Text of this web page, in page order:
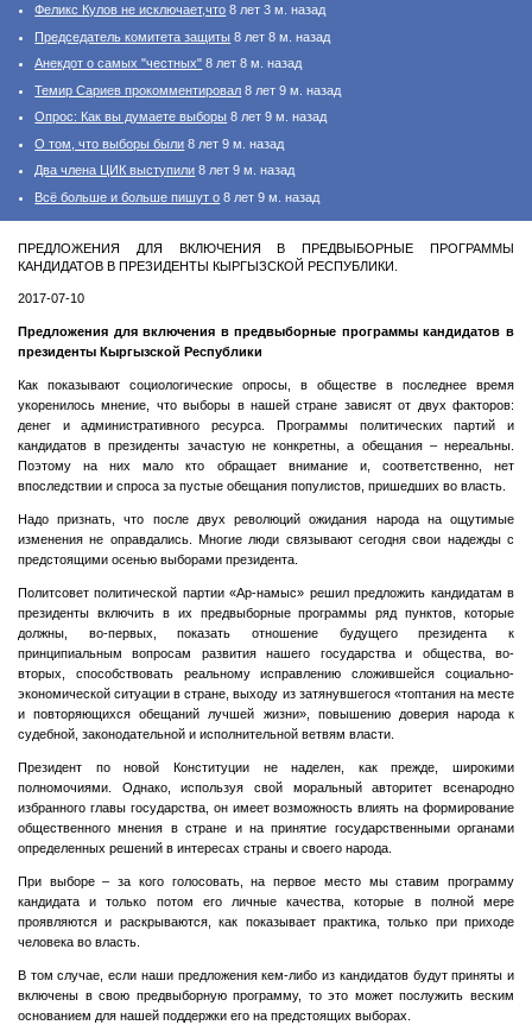
Феликс Кулов не исключает,что 8 лет 3 м. назад
Председатель комитета защиты 8 лет 8 м. назад
Анекдот о самых "честных" 8 лет 8 м. назад
Темир Сариев прокомментировал 8 лет 9 м. назад
Опрос: Как вы думаете выборы 8 лет 9 м. назад
О том, что выборы были 8 лет 9 м. назад
Два члена ЦИК выступили 8 лет 9 м. назад
Всё больше и больше пишут о 8 лет 9 м. назад
ПРЕДЛОЖЕНИЯ ДЛЯ ВКЛЮЧЕНИЯ В ПРЕДВЫБОРНЫЕ ПРОГРАММЫ
КАНДИДАТОВ В ПРЕЗИДЕНТЫ КЫРГЫЗСКОЙ РЕСПУБЛИКИ.
2017-07-10
Предложения для включения в предвыборные программы кандидатов в
президенты Кыргызской Республики
Как показывают социологические опросы, в обществе в последнее время
укоренилось мнение, что выборы в нашей стране зависят от двух факторов:
денег и административного ресурса. Программы политических партий и
кандидатов в президенты зачастую не конкретны, а обещания – нереальны.
Поэтому на них мало кто обращает внимание и, соответственно, нет
впоследствии и спроса за пустые обещания популистов, пришедших во власть.
Надо признать, что после двух революций ожидания народа на ощутимые
изменения не оправдались. Многие люди связывают сегодня свои надежды с
предстоящими осенью выборами президента.
Политсовет политической партии «Ар-намыс» решил предложить кандидатам в
президенты включить в их предвыборные программы ряд пунктов, которые
должны, во-первых, показать отношение будущего президента к
принципиальным вопросам развития нашего государства и общества, во-
вторых, способствовать реальному исправлению сложившейся социально-
экономической ситуации в стране, выходу из затянувшегося «топтания на месте
и повторяющихся обещаний лучшей жизни», повышению доверия народа к
судебной, законодательной и исполнительной ветвям власти.
Президент по новой Конституции не наделен, как прежде, широкими
полномочиями. Однако, используя свой моральный авторитет всенародно
избранного главы государства, он имеет возможность влиять на формирование
общественного мнения в стране и на принятие государственными органами
определенных решений в интересах страны и своего народа.
При выборе – за кого голосовать, на первое место мы ставим программу
кандидата и только потом его личные качества, которые в полной мере
проявляются и раскрываются, как показывает практика, только при приходе
человека во власть.
В том случае, если наши предложения кем-либо из кандидатов будут приняты и
включены в свою предвыборную программу, то это может послужить веским
основанием для нашей поддержки его на предстоящих выборах.